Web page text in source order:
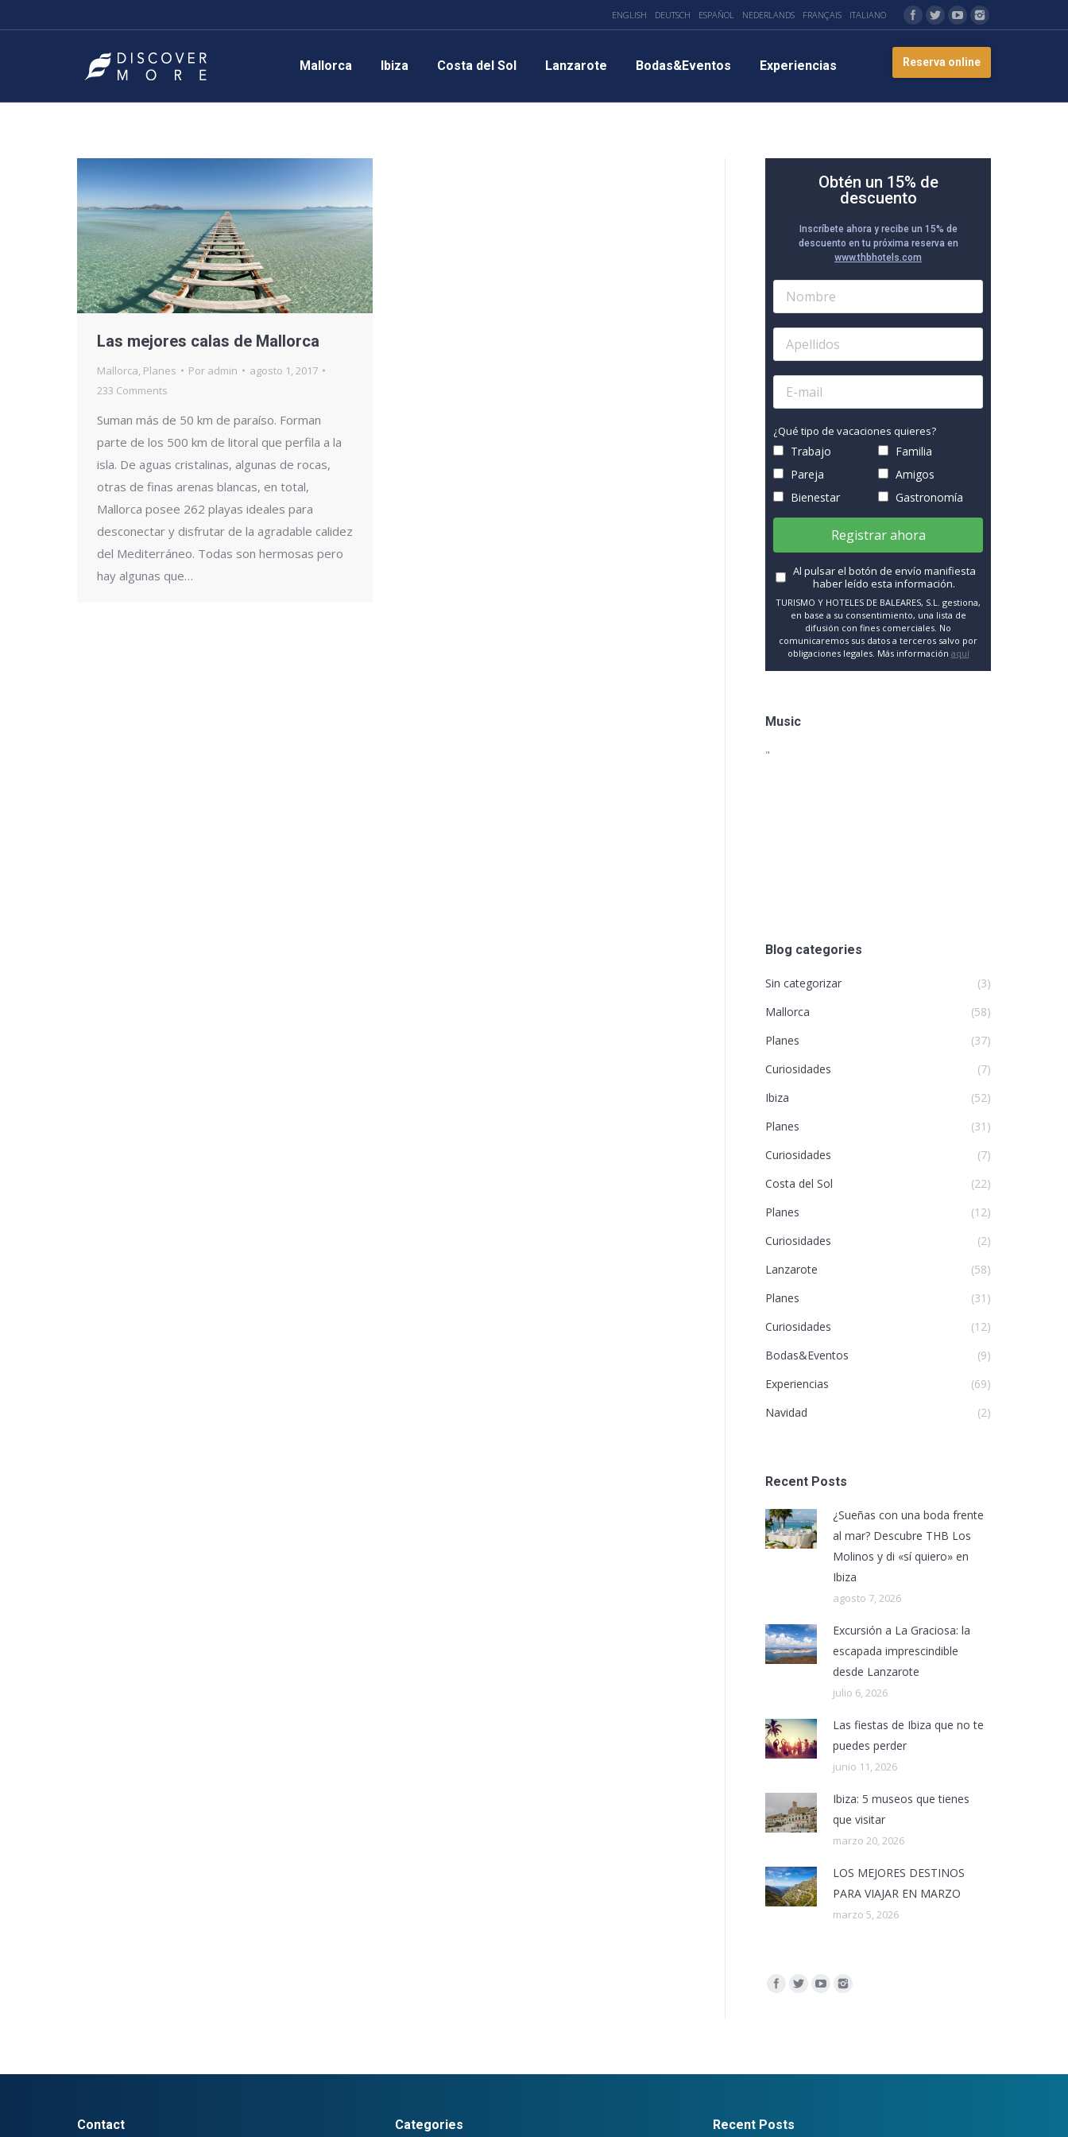
ENGLISH DEUTSCH ESPAÑOL NEDERLANDS FRANÇAIS ITALIANO
Mallorca Ibiza Costa del Sol Lanzarote Bodas&Eventos Experiencias Reserva online
Las mejores calas de Mallorca
Mallorca, Planes Por admin
agosto 1, 2017
233 Comments
Suman más de 50 km de paraíso. Forman
parte de los 500 km de litoral que perfila a la
isla. De aguas cristalinas, algunas de rocas,
otras de finas arenas blancas, en total,
Mallorca posee 262 playas ideales para
desconectar y disfrutar de la agradable calidez
del Mediterráneo. Todas son hermosas pero
hay algunas que…
Obtén un 15% de
descuento
Inscríbete ahora y recibe un 15% de
descuento en tu próxima reserva en
www.thbhotels.com
¿Qué tipo de vacaciones quieres?
Trabajo
Familia
Pareja
Amigos
Bienestar
Gastronomía
Registrar ahora
Al pulsar el botón de envío manifiesta
haber leído esta información.
TURISMO Y HOTELES DE BALEARES, S.L. gestiona,
en base a su consentimiento, una lista de
difusión con fines comerciales. No
comunicaremos sus datos a terceros salvo por
obligaciones legales. Más información aquí
Music
"
Blog categories
Sin categorizar
(3)
Mallorca
(58)
Planes
(37)
Curiosidades
(7)
Ibiza
(52)
Planes
(31)
Curiosidades
(7)
Costa del Sol
(22)
Planes
(12)
Curiosidades
(2)
Lanzarote
(58)
Planes
(31)
Curiosidades
(12)
Bodas&Eventos
(9)
Experiencias
(69)
Navidad
(2)
Recent Posts
¿Sueñas con una boda frente
al mar? Descubre THB Los
Molinos y di «sí quiero» en
Ibiza
agosto 7, 2026
Excursión a La Graciosa: la
escapada imprescindible
desde Lanzarote
julio 6, 2026
Las fiestas de Ibiza que no te
puedes perder
junio 11, 2026
Ibiza: 5 museos que tienes
que visitar
marzo 20, 2026
LOS MEJORES DESTINOS
PARA VIAJAR EN MARZO
marzo 5, 2026
Encuéntranos en:
Contact Categories Recent Posts